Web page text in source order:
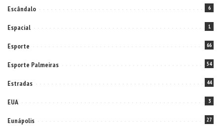
Escândalo 6
Espacial 1
Esporte 66
Esporte Palmeiras 54
Estradas 44
EUA 3
Eunápolis 27